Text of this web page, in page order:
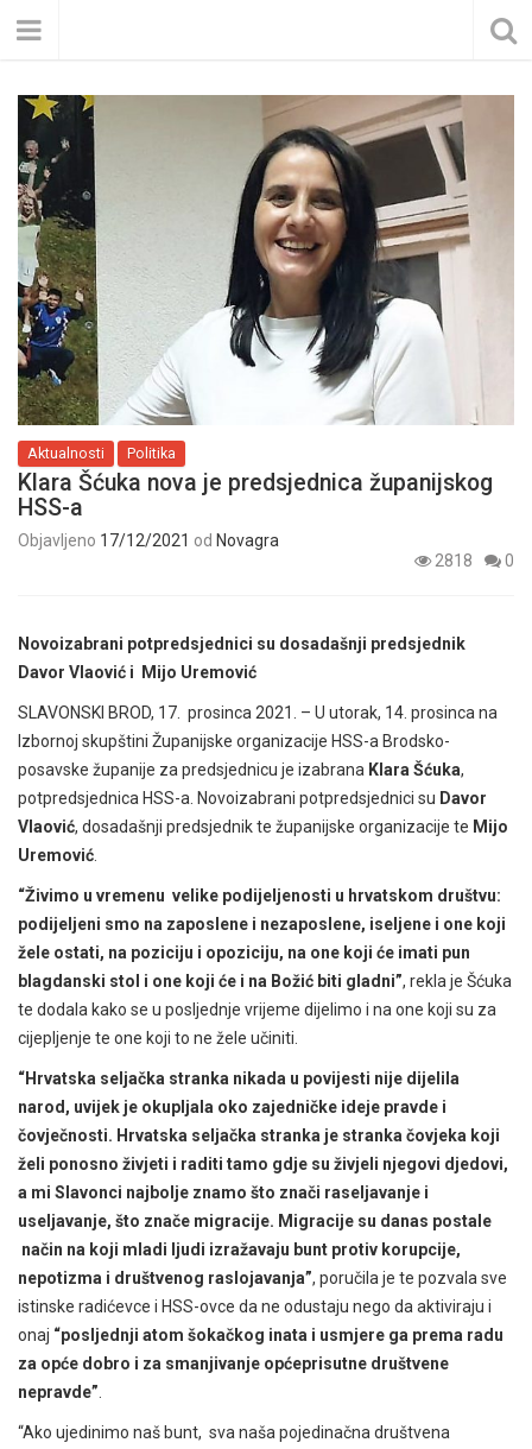
Aktualnosti Politika
Klara Šćuka nova je predsjednica županijskog
HSS-a
Objavljeno 17/12/2021 od Novagra
2818
0
Novoizabrani potpredsjednici su dosadašnji predsjednik
Davor Vlaović i Mijo Uremović
SLAVONSKI BROD, 17. prosinca 2021. – U utorak, 14. prosinca na
Izbornoj skupštini Županijske organizacije HSS-a Brodsko-
posavske županije za predsjednicu je izabrana Klara Šćuka,
potpredsjednica HSS-a. Novoizabrani potpredsjednici su Davor
Vlaović, dosadašnji predsjednik te županijske organizacije te Mijo
Uremović
“Živimo u vremenu velike podijeljenosti u hrvatskom društvu:
podijeljeni smo na zaposlene i nezaposlene, iseljene i one koji
žele ostati, na poziciju i opoziciju, na one koji će imati pun
blagdanski stol i one koji će i na Božić biti gladni”, rekla je Šćuka
te dodala kako se u posljednje vrijeme dijelimo i na one koji su za
cijepljenje te one koji to ne žele učiniti.
“Hrvatska seljačka stranka nikada u povijesti nije dijelila
narod, uvijek je okupljala oko zajedničke ideje pravde i
čovječnosti. Hrvatska seljačka stranka je stranka čovjeka koji
želi ponosno živjeti i raditi tamo gdje su živjeli njegovi djedovi,
a mi Slavonci najbolje znamo što znači raseljavanje i
useljavanje, što znače migracije. Migracije su danas postale
način na koji mladi ljudi izražavaju bunt protiv korupcije,
nepotizma i društvenog raslojavanja”, poručila je te pozvala sve
istinske radićevce i HSS-ovce da ne odustaju nego da aktiviraju i
onaj “posljednji atom šokačkog inata i usmjere ga prema radu
za opće dobro i za smanjivanje općeprisutne društvene
nepravde”
“Ako ujedinimo naš bunt, sva naša pojedinačna društvena